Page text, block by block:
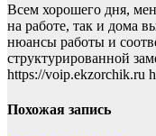
Всем хорошего дня,
на работе, так и дома
нюансы работы и
структурированной
https://voip.ekzorchik.ru
Похожая запись